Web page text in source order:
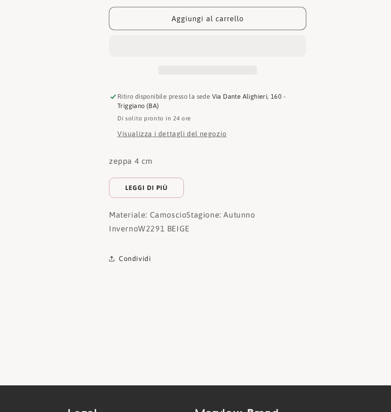
Tronchetto
BEIGE
Tronchetto
W2291
BEIGE
Aggiungi al carrello
Ritiro disponibile presso la sede Via Dante Alighieri, 160 -
Triggiano (BA)
Di solito pronto in 24 ore
Visualizza i dettagli del negozio
zeppa 4 cm
LEGGI DI PIÙ
Materiale: CamoscioStagione: Autunno
InvernoW2291 BEIGE
Condividi